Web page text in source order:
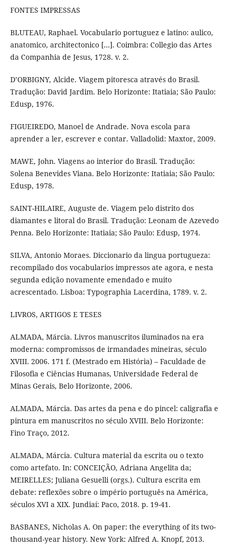
FONTES IMPRESSAS
BLUTEAU, Raphael. Vocabulario portuguez e latino: aulico,
anatomico, architectonico […]. Coimbra: Collegio das Artes
da Companhia de Jesus, 1728. v. 2.
D’ORBIGNY, Alcide. Viagem pitoresca através do Brasil.
Tradução: David Jardim. Belo Horizonte: Itatiaia; São Paulo:
Edusp, 1976.
FIGUEIREDO, Manoel de Andrade. Nova escola para
aprender a ler, escrever e contar. Valladolid: Maxtor, 2009.
MAWE, John. Viagens ao interior do Brasil. Tradução:
Solena Benevides Viana. Belo Horizonte: Itatiaia; São Paulo:
Edusp, 1978.
SAINT-HILAIRE, Auguste de. Viagem pelo distrito dos
diamantes e litoral do Brasil. Tradução: Leonam de Azevedo
Penna. Belo Horizonte: Itatiaia; São Paulo: Edusp, 1974.
SILVA, Antonio Moraes. Diccionario da lingua portugueza:
recompilado dos vocabularios impressos ate agora, e nesta
segunda edição novamente emendado e muito
acrescentado. Lisboa: Typographia Lacerdina, 1789. v. 2.
LIVROS, ARTIGOS E TESES
ALMADA, Márcia. Livros manuscritos iluminados na era
moderna: compromissos de irmandades mineiras, século
XVIII. 2006. 171 f. (Mestrado em História) – Faculdade de
Filosofia e Ciências Humanas, Universidade Federal de
Minas Gerais, Belo Horizonte, 2006.
ALMADA, Márcia. Das artes da pena e do pincel: caligrafia e
pintura em manuscritos no século XVIII. Belo Horizonte:
Fino Traço, 2012.
ALMADA, Márcia. Cultura material da escrita ou o texto
como artefato. In: CONCEIÇÃO, Adriana Angelita da;
MEIRELLES; Juliana Gesuelli (orgs.). Cultura escrita em
debate: reflexões sobre o império português na América,
séculos XVI a XIX. Jundiaí: Paco, 2018. p. 19-41.
BASBANES, Nicholas A. On paper: the everything of its two-
thousand-year history. New York: Alfred A. Knopf, 2013.